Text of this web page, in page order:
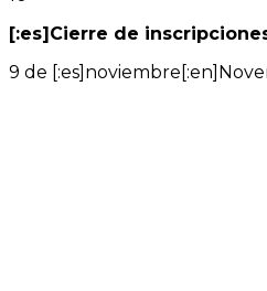
[:es]Cierre de
9 de